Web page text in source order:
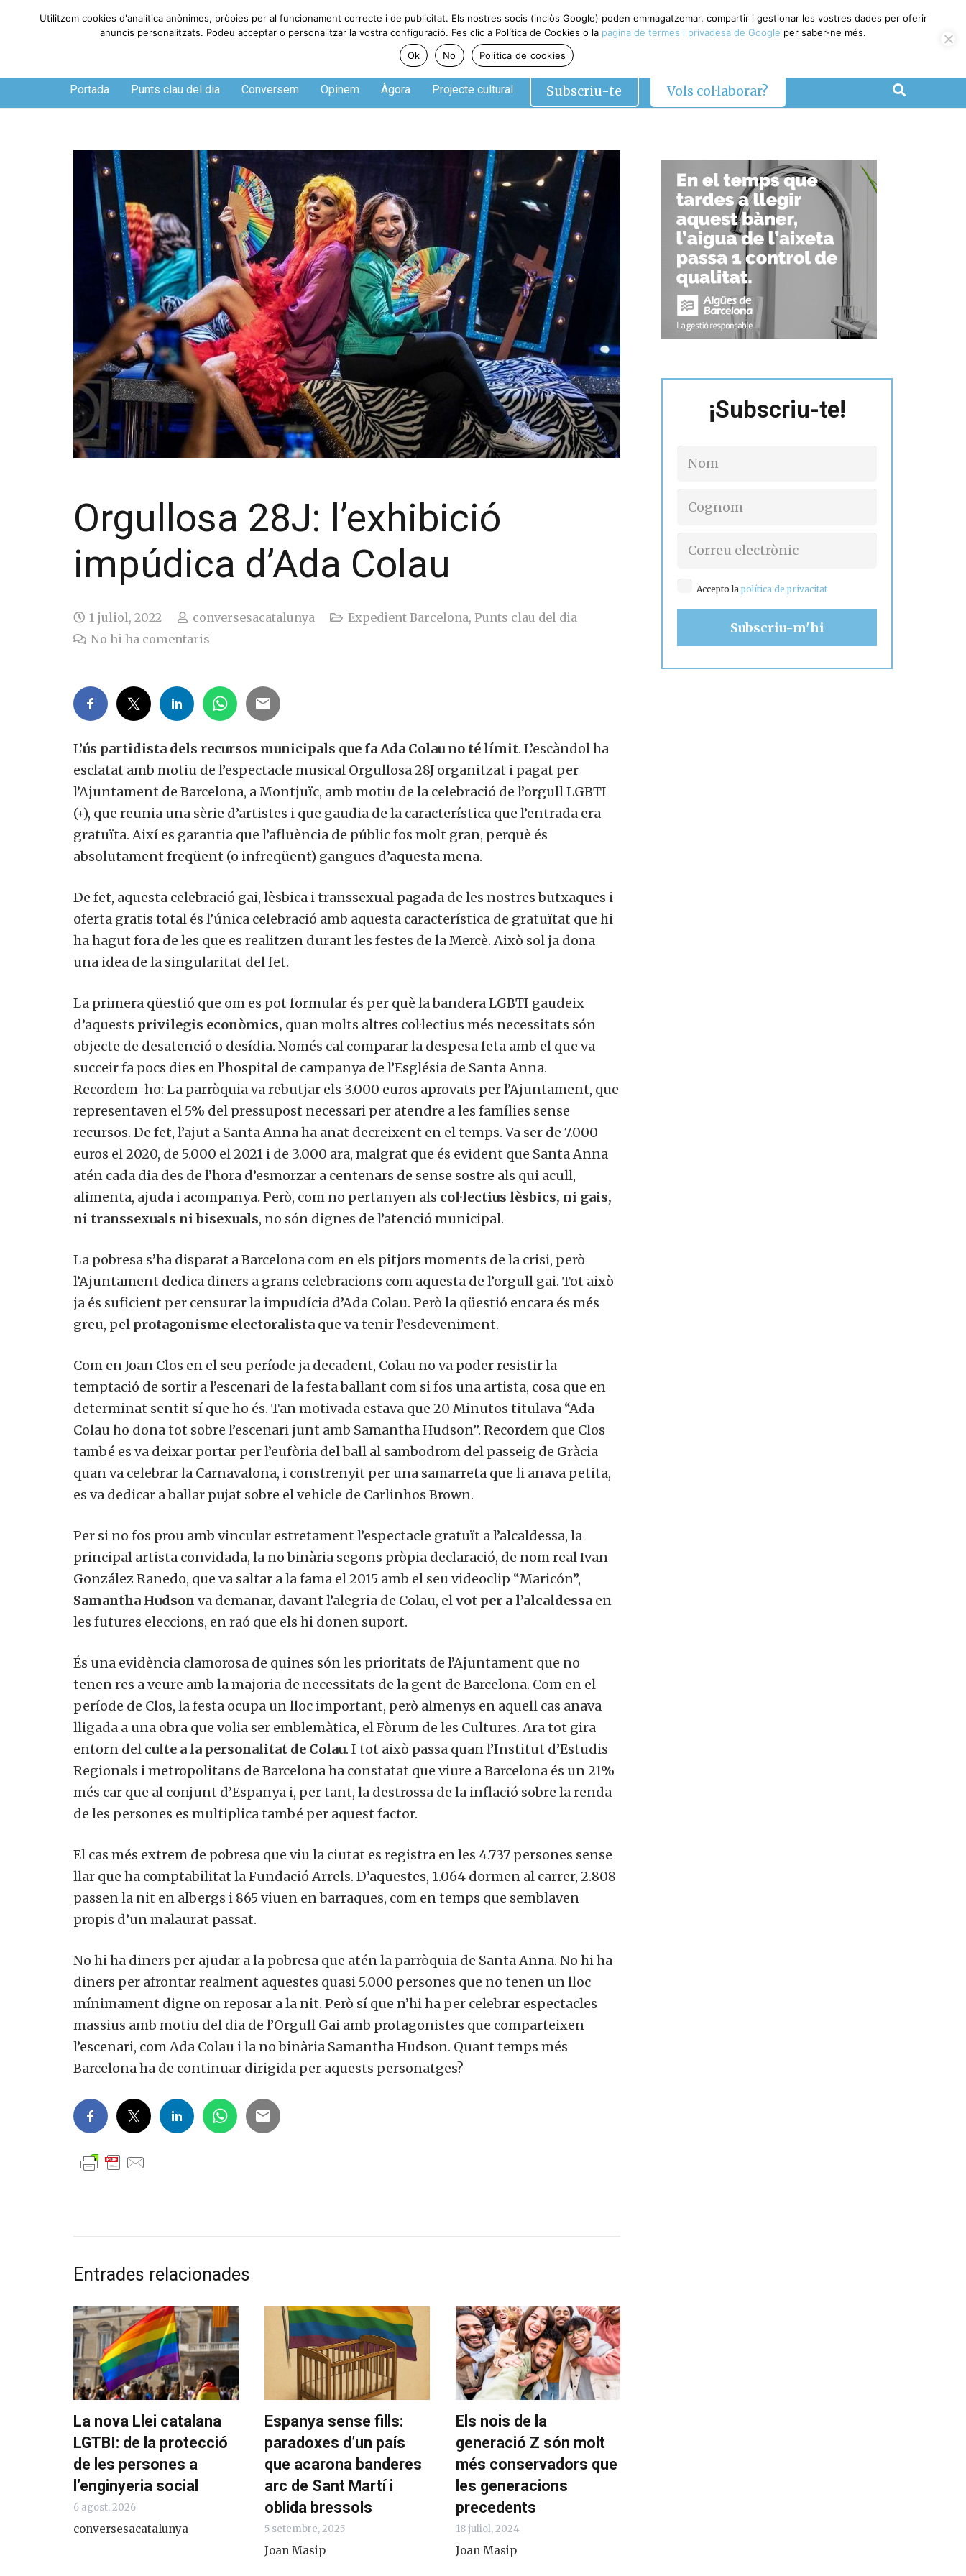
Dissabte, 8 de agosto de 2026
Portada Punts clau del dia Conversem Opinem Àgora Projecte cultural Subscriu-te Vols col·laborar?
Orgullosa 28J: l’exhibició
impúdica d’Ada Colau
1 juliol, 2022 conversesacatalunya Expedient Barcelona, Punts clau del dia
No hi ha comentaris
L’ús partidista dels recursos municipals que fa Ada Colau no té límit. L’escàndol ha
esclatat amb motiu de l’espectacle musical Orgullosa 28J organitzat i pagat per
l’Ajuntament de Barcelona, a Montjuïc, amb motiu de la celebració de l’orgull LGBTI
(+), que reunia una sèrie d’artistes i que gaudia de la característica que l’entrada era
gratuïta. Així es garantia que l’afluència de públic fos molt gran, perquè és
absolutament freqüent (o infreqüent) gangues d’aquesta mena.
De fet, aquesta celebració gai, lèsbica i transsexual pagada de les nostres butxaques i
oferta gratis total és l’única celebració amb aquesta característica de gratuïtat que hi
ha hagut fora de les que es realitzen durant les festes de la Mercè. Això sol ja dona
una idea de la singularitat del fet.
La primera qüestió que om es pot formular és per què la bandera LGBTI gaudeix
d’aquests privilegis econòmics, quan molts altres col·lectius més necessitats són
objecte de desatenció o desídia. Només cal comparar la despesa feta amb el que va
succeir fa pocs dies en l’hospital de campanya de l’Església de Santa Anna.
Recordem-ho: La parròquia va rebutjar els 3.000 euros aprovats per l’Ajuntament, que
representaven el 5% del pressupost necessari per atendre a les famílies sense
recursos. De fet, l’ajut a Santa Anna ha anat decreixent en el temps. Va ser de 7.000
euros el 2020, de 5.000 el 2021 i de 3.000 ara, malgrat que és evident que Santa Anna
atén cada dia des de l’hora d’esmorzar a centenars de sense sostre als qui acull,
alimenta, ajuda i acompanya. Però, com no pertanyen als col·lectius lèsbics, ni gais,
ni transsexuals ni bisexuals, no són dignes de l’atenció municipal.
La pobresa s’ha disparat a Barcelona com en els pitjors moments de la crisi, però
l’Ajuntament dedica diners a grans celebracions com aquesta de l’orgull gai. Tot això
ja és suficient per censurar la impudícia d’Ada Colau. Però la qüestió encara és més
greu, pel protagonisme electoralista que va tenir l’esdeveniment.
Com en Joan Clos en el seu període ja decadent, Colau no va poder resistir la
temptació de sortir a l’escenari de la festa ballant com si fos una artista, cosa que en
determinat sentit sí que ho és. Tan motivada estava que 20 Minutos titulava “Ada
Colau ho dona tot sobre l’escenari junt amb Samantha Hudson”. Recordem que Clos
també es va deixar portar per l’eufòria del ball al sambodrom del passeig de Gràcia
quan va celebrar la Carnavalona, i constrenyit per una samarreta que li anava petita,
es va dedicar a ballar pujat sobre el vehicle de Carlinhos Brown.
Per si no fos prou amb vincular estretament l’espectacle gratuït a l’alcaldessa, la
principal artista convidada, la no binària segons pròpia declaració, de nom real Ivan
González Ranedo, que va saltar a la fama el 2015 amb el seu videoclip “Maricón”,
Samantha Hudson va demanar, davant l’alegria de Colau, elvot per a l’alcaldessa en
les futures eleccions, en raó que els hi donen suport.
És una evidència clamorosa de quines són les prioritats de l’Ajuntament que no
tenen res a veure amb la majoria de necessitats de la gent de Barcelona. Com en el
període de Clos, la festa ocupa un lloc important, però almenys en aquell cas anava
lligada a una obra que volia ser emblemàtica, el Fòrum de les Cultures. Ara tot gira
entorn del culte a la personalitat de Colau. I tot això passa quan l’Institut d’Estudis
Regionals i metropolitans de Barcelona ha constatat que viure a Barcelona és un 21%
més car que al conjunt d’Espanya i, per tant, la destrossa de la inflació sobre la renda
de les persones es multiplica també per aquest factor.
El cas més extrem de pobresa que viu la ciutat es registra en les 4.737 persones sense
llar que ha comptabilitat la Fundació Arrels. D’aquestes, 1.064 dormen al carrer, 2.808
passen la nit en albergs i 865 viuen en barraques, com en temps que semblaven
propis d’un malaurat passat.
No hi ha diners per ajudar a la pobresa que atén la parròquia de Santa Anna. No hi ha
diners per afrontar realment aquestes quasi 5.000 persones que no tenen un lloc
mínimament digne on reposar a la nit. Però sí que n’hi ha per celebrar espectacles
massius amb motiu del dia de l’Orgull Gai amb protagonistes que comparteixen
l’escenari, com Ada Colau i la no binària Samantha Hudson. Quant temps més
Barcelona ha de continuar dirigida per aquests personatges?
Entrades relacionades
La nova Llei catalana
LGTBI: de la protecció
de les persones a
l’enginyeria social
6 agost, 2026
conversesacatalunya
Espanya sense fills:
paradoxes d’un país
que acarona banderes
arc de Sant Martí i
oblida bressols
5 setembre, 2025
Joan Masip
Els nois de la
generació Z són molt
més conservadors que
les generacions
precedents
18 juliol, 2024
Joan Masip
¡Subscriu-te!
Accepto lapolítica de privacitat
Utilitzem cookies d'analítica anònimes, pròpies per al funcionament correcte i de publicitat. Els nostres socis (inclòs Google) poden emmagatzemar, compartir i gestionar les vostres dades per oferir
anuncis personalitzats. Podeu acceptar o personalitzar la vostra configuració. Fes clic a Política de Cookies o la pàgina de termes i privadesa de Google per saber-ne més.
Ok
No Política de cookies